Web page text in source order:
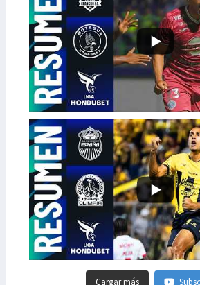
Cargar más